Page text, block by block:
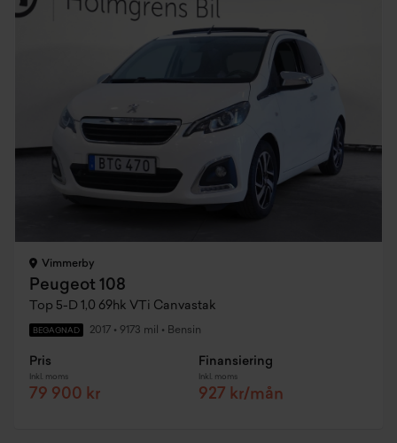
Vimmerby
Peugeot 108
Top 5-D 1,0 69hk VTi Canvastak
BEGAGNAD 2017 • 9173 mil • Bensin
Pris
Inkl. moms
79 900 kr
Finansiering
Inkl. moms
927 kr/mån